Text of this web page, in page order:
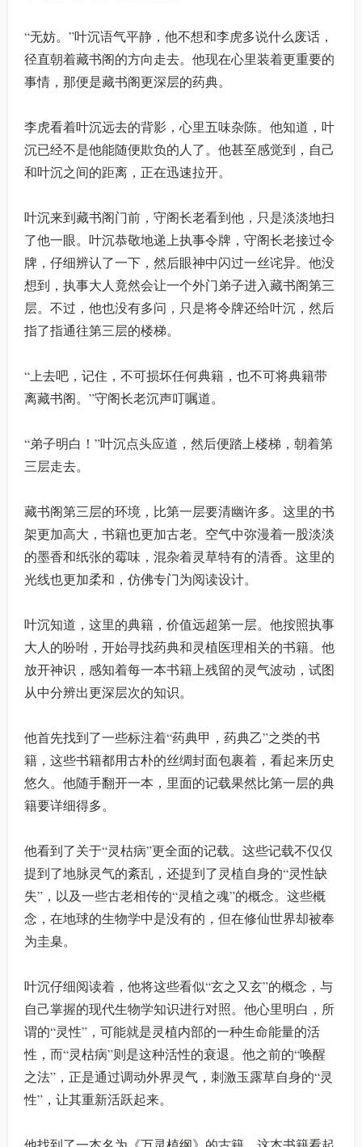
“无妨。”叶沉语气平静，他不想和李虎多说什么废话，
径直朝着藏书阁的方向走去。他现在心里装着更重要的
事情，那便是藏书阁更深层的药典。
李虎看着叶沉远去的背影，心里五味杂陈。他知道，叶
沉已经不是他能随便欺负的人了。他甚至感觉到，自己
和叶沉之间的距离，正在迅速拉开。
叶沉来到藏书阁门前，守阁长老看到他，只是淡淡地扫
了他一眼。叶沉恭敬地递上执事令牌，守阁长老接过令
牌，仔细辨认了一下，然后眼神中闪过一丝诧异。他没
想到，执事大人竟然会让一个外门弟子进入藏书阁第三
层。不过，他也没有多问，只是将令牌还给叶沉，然后
指了指通往第三层的楼梯。
“上去吧，记住，不可损坏任何典籍，也不可将典籍带
离藏书阁。”守阁长老沉声叮嘱道。
“弟子明白！”叶沉点头应道，然后便踏上楼梯，朝着第
三层走去。
藏书阁第三层的环境，比第一层要清幽许多。这里的书
架更加高大，书籍也更加古老。空气中弥漫着一股淡淡
的墨香和纸张的霉味，混杂着灵草特有的清香。这里的
光线也更加柔和，仿佛专门为阅读设计。
叶沉知道，这里的典籍，价值远超第一层。他按照执事
大人的吩咐，开始寻找药典和灵植医理相关的书籍。他
放开神识，感知着每一本书籍上残留的灵气波动，试图
从中分辨出更深层次的知识。
他首先找到了一些标注着“药典甲，药典乙”之类的书
籍，这些书籍都用古朴的丝绸封面包裹着，看起来历史
悠久。他随手翻开一本，里面的记载果然比第一层的典
籍要详细得多。
他看到了关于“灵枯病”更全面的记载。这些记载不仅仅
提到了地脉灵气的紊乱，还提到了灵植自身的“灵性缺
失”，以及一些古老相传的“灵植之魂”的概念。这些概
念，在地球的生物学中是没有的，但在修仙世界却被奉
为圭臬。
叶沉仔细阅读着，他将这些看似“玄之又玄”的概念，与
自己掌握的现代生物学知识进行对照。他心里明白，所
谓的“灵性”，可能就是灵植内部的一种生命能量的活
性，而“灵枯病”则是这种活性的衰退。他之前的“唤醒
之法”，正是通过调动外界灵气，刺激玉露草自身的“灵
性”，让其重新活跃起来。